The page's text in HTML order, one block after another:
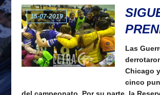
15-07-2019
Las
Chicago
cinco
del campeonato. Por su parte, la